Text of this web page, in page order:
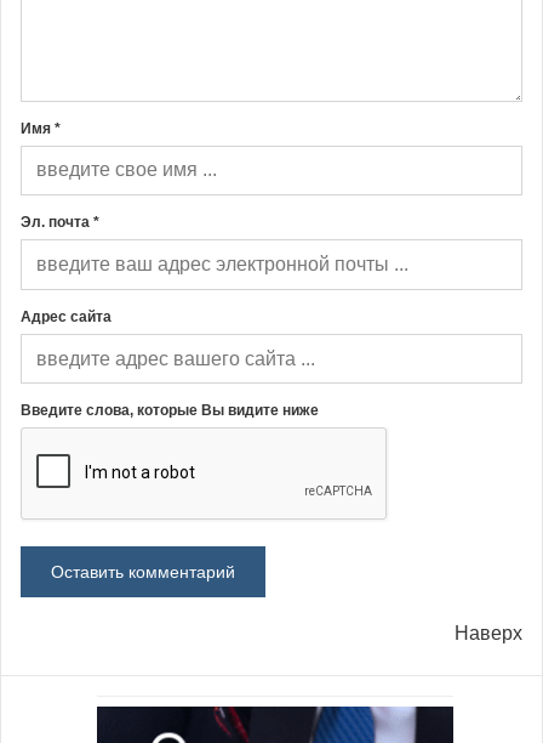
Имя *
Эл. почта *
Адрес сайта
Введите слова, которые Вы видите ниже
Наверх